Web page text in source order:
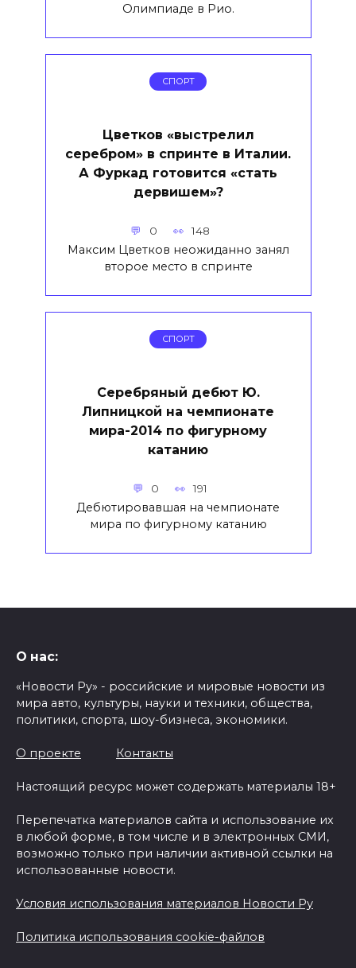
Олимпиаде в Рио.
СПОРТ
Цветков «выстрелил
серебром» в спринте в Италии.
А Фуркад готовится «стать
дервишем»?
0 148
Максим Цветков неожиданно занял
второе место в спринте
СПОРТ
Серебряный дебют Ю.
Липницкой на чемпионате
мира-2014 по фигурному
катанию
0 191
Дебютировавшая на чемпионате
мира по фигурному катанию
О нас:
«Новости Ру» - российские и мировые новости из
мира авто, культуры, науки и техники, общества,
политики, спорта, шоу-бизнеса, экономики.
О проекте Контакты
Настоящий ресурс может содержать материалы 18+
Перепечатка материалов сайта и использование их
в любой форме, в том числе и в электронных СМИ,
возможно только при наличии активной ссылки на
использованные новости.
Условия использования материалов Новости Ру
Политика использования cookie-файлов